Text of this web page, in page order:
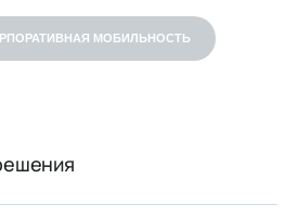
МОБИЛЬНОСТЬ